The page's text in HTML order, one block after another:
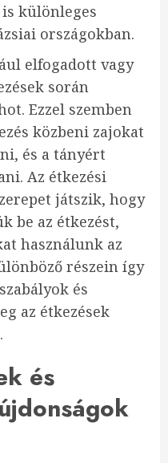
különleges
országokban.
elfogadott vagy
során
Ezzel szemben
közbeni zajokat
és a tányért
Az étkezési
játszik, hogy
be az étkezést,
használunk az
részein így
és
az étkezések
és